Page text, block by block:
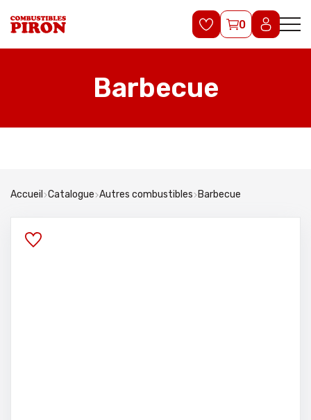
0
Barbecue
Accueil Catalogue Autres combustibles Barbecue